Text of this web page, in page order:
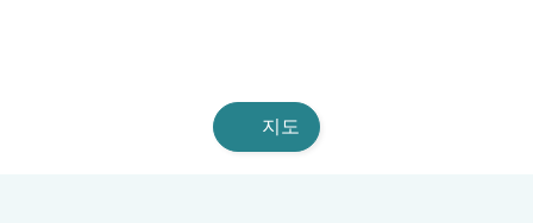
지도